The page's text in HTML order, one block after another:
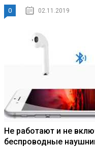
0 02.11.2019
Не работают и не
беспроводные